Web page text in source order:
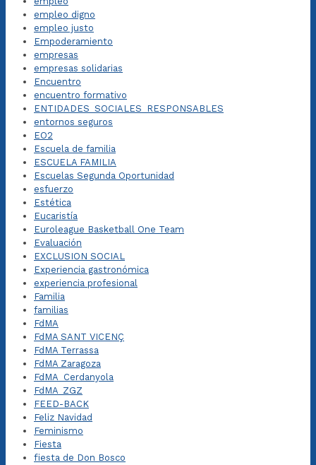
empleo digno
empleo justo
Empoderamiento
empresas
empresas solidarias
Encuentro
encuentro formativo
ENTIDADES_SOCIALES_RESPONSABLES
entornos seguros
EO2
Escuela de familia
ESCUELA FAMILIA
Escuelas Segunda Oportunidad
esfuerzo
Estética
Eucaristía
Euroleague Basketball One Team
Evaluación
EXCLUSION SOCIAL
Experiencia gastronómica
experiencia profesional
Familia
familias
FdMA
FdMA SANT VICENÇ
FdMA Terrassa
FdMA Zaragoza
FdMA_Cerdanyola
FdMA_ZGZ
FEED-BACK
Feliz Navidad
Feminismo
Fiesta
fiesta de Don Bosco